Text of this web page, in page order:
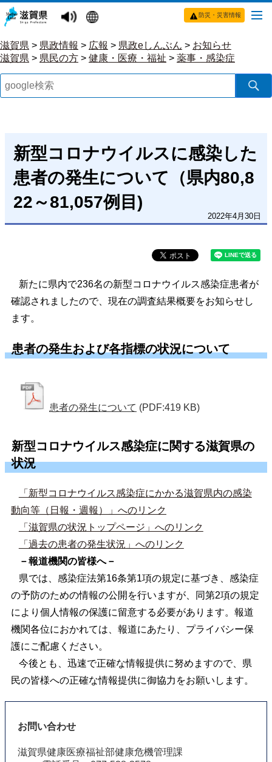
防災・災害情報
滋賀県 > 県政情報 > 広報 > 県政eしんぶん > お知らせ
滋賀県 > 県民の方 > 健康・医療・福祉 > 薬事・感染症
新型コロナウイルスに感染した
患者の発生について（県内80,8
22～81,057例目)
2022年4月30日
新たに県内で236名の新型コロナウイルス感染症患者が
確認されましたので、現在の調査結果概要をお知らせし
ます。
患者の発生および各指標の状況について
患者の発生について (PDF:419 KB)
新型コロナウイルス感染症に関する滋賀県の
状況
「新型コロナウイルス感染症にかかる滋賀県内の感染
動向等（日報・週報）」へのリンク
「滋賀県の状況トップページ」へのリンク
「過去の患者の発生状況」へのリンク
－報道機関の皆様へ－
県では、感染症法第16条第1項の規定に基づき、感染症
の予防のための情報の公開を行いますが、同第2項の規定
により個人情報の保護に留意する必要があります。報道
機関各位におかれては、報道にあたり、プライバシー保
護にご配慮ください。
今後とも、迅速で正確な情報提供に努めますので、県
民の皆様への正確な情報提供に御協力をお願いします。
お問い合わせ
滋賀県健康医療福祉部健康危機管理課